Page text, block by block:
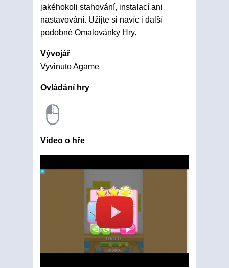
jakéhokoli stahování, instalací ani
nastavování. Užijte si navíc i další
podobné Omalovánky Hry.
Vývojář
Vyvinuto Agame
Ovládání hry
Video o hře